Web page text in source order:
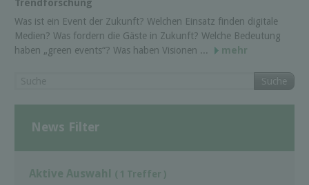
Trendforschung
Was ist ein Event der Zukunft? Welchen Einsatz finden digitale
Medien? Was fordern die Gäste in Zukunft? Welche Bedeutung
haben „green events“? Was haben Visionen ...
mehr
Suche
News Filter
Aktive Auswahl ( 1 Treffer )